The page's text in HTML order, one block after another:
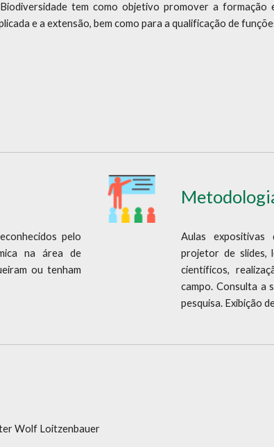
tem como objetivo promover a formação
e a extensão, bem como para a qualificação de
pelo
na área de
ou tenham
Aulas expositivas
projetor de slides,
científicos,
campo. Consulta a
pesquisa. Exibição
Wolf Loitzenbauer